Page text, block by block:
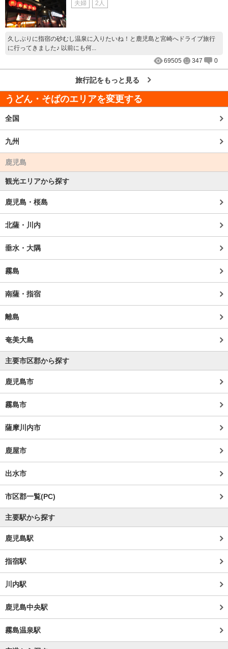
夫婦 2人
久しぶりに指宿の砂むし温泉に入りたいね！と鹿児島と宮崎へドライブ旅行
に行ってきました♪ 以前にも何...
69505
347 0
旅行記をもっと見る
うどん・そばのエリアを変更する
全国
九州
鹿児島
観光エリアから探す
鹿児島・桜島
北薩・川内
垂水・大隅
霧島
南薩・指宿
離島
奄美大島
主要市区郡から探す
鹿児島市
霧島市
薩摩川内市
鹿屋市
出水市
市区郡一覧(PC)
主要駅から探す
鹿児島駅
指宿駅
川内駅
鹿児島中央駅
霧島温泉駅